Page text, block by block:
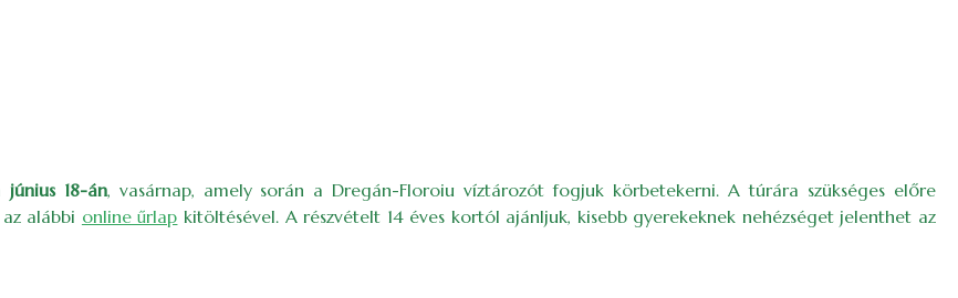
június 18-án, vasárnap, amely során a Dregán-Floroiu víztározót fogjuk körbetekerni. A túrára szükséges előre
alábbi online űrlap kitöltésével. A részvételt 14 éves kortól ajánljuk, kisebb gyerekeknek nehézséget jelenthet az